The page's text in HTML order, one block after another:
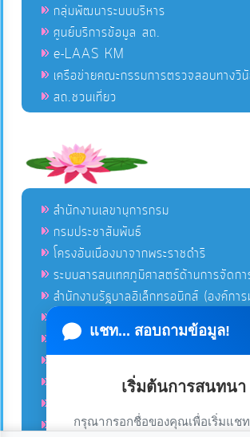
แชท... สอบถามข้อมูล!
เริ่มต้นการสนทนา
กรุณากรอกชื่อของคุณเพื่อเริ่มแช
กลุ่มพัฒนาระบบบริหาร
ศูนย์บริการข้อมูล สถ.
e-LAAS KM
เครือข่ายคณะกรรมการตรวจสอบทางวิ
สถ.ชวนเที่ยว
สำนักงานเลขานุการกรม
กรมประชาสัมพันธ์
โครงอันเนื่องมาจากพระราชดำริ
ระบบสารสนเทศภูมิศาสตร์ด้านการจัดกา
สำนักงานรัฐบาลอิเล็กทรอนิกส์ (องค์กา
โครงการอนุรักษ์พันธุกรรมพืชอันเนื่องมา
คลังข่าวมหาไทย
คู่มือตาม พ.ร.บ.อำนวยความสดวกฯ
ฐานข้อมูลหน่วยงานภาครัฐ (INFO)
ศูนย์อำนวยการบริหารจังหวัดชายแดน